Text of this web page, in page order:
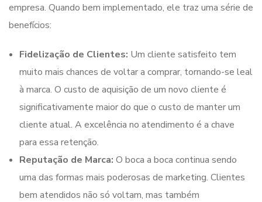
empresa. Quando bem implementado, ele traz uma série de
benefícios:
Fidelização de Clientes: Um cliente satisfeito tem
muito mais chances de voltar a comprar, tornando-se leal
à marca. O custo de aquisição de um novo cliente é
significativamente maior do que o custo de manter um
cliente atual. A excelência no atendimento é a chave
para essa retenção.
Reputação de Marca: O boca a boca continua sendo
uma das formas mais poderosas de marketing. Clientes
bem atendidos não só voltam, mas também